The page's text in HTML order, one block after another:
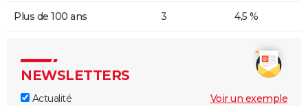
Plus de 100 ans 3 4,5 %
NEWSLETTERS
Actualité
Voir un exemple